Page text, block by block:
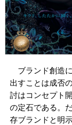
ブランド創造
出すことは成否
討はコンセプト
の定石である。
存ブランドと明